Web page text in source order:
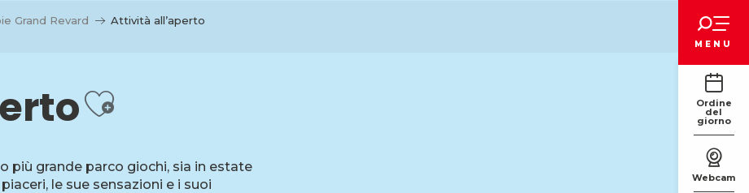
MENU
Ordine
del
giorno
Webcam
Grand Revard Attività all’aperto
Ajouter aux favoris
più grande parco giochi, sia in estate
le sue sensazioni e i suoi